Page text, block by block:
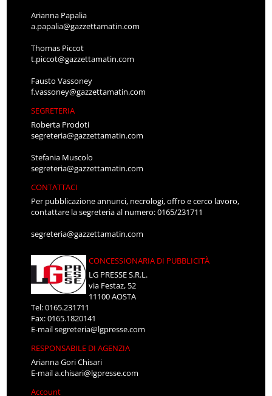
Arianna Papalia
a.papalia@gazzettamatin.com
Thomas Piccot
t.piccot@gazzettamatin.com
Fausto Vassoney
f.vassoney@gazzettamatin.com
SEGRETERIA
Roberta Prodoti
segreteria@gazzettamatin.com
Stefania Muscolo
segreteria@gazzettamatin.com
CONTATTACI
Per pubblicazione annunci, necrologi, offro e cerco lavoro,
contattare la segreteria al numero: 0165/231711
segreteria@gazzettamatin.com
CONCESSIONARIA DI PUBBLICITÀ
LG PRESSE S.R.L.
via Festaz, 52
11100 AOSTA
Tel: 0165.231711
Fax: 0165.1820141
E-mailsegreteria@lgpresse.com
RESPONSABILE DI AGENZIA
Arianna Gori Chisari
E-maila.chisari@lgpresse.com
Account